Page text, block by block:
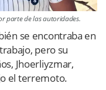
parte de las autoridades.
se encontraba en
pero su
Jhoerliyzmar,
el terremoto.